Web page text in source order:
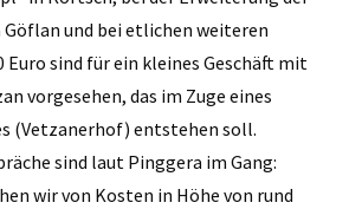
und bei etlichen weiteren
Euro sind für ein kleines Geschäft mit
vorgesehen, das im Zuge eines
(Vetzanerhof) entstehen soll.
sind laut Pinggera im Gang:
wir von Kosten in Höhe von rund